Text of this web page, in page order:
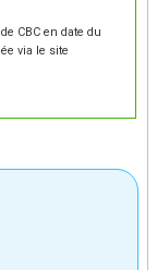
CBC en date du
via le site